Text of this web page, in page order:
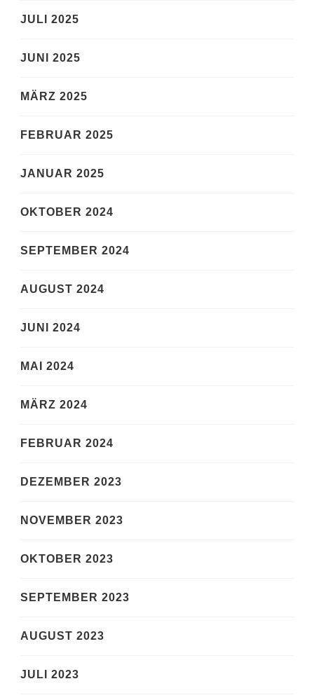
JULI 2025
JUNI 2025
MÄRZ 2025
FEBRUAR 2025
JANUAR 2025
OKTOBER 2024
SEPTEMBER 2024
AUGUST 2024
JUNI 2024
MAI 2024
MÄRZ 2024
FEBRUAR 2024
DEZEMBER 2023
NOVEMBER 2023
OKTOBER 2023
SEPTEMBER 2023
AUGUST 2023
JULI 2023